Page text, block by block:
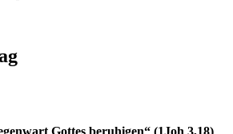
Gottes beruhigen“ (1Joh 3,18)